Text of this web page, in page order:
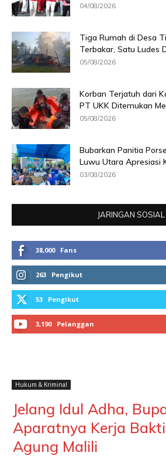
04/08/2026
Tiga Rumah di Desa
Terbakar, Satu Ludes
05/08/2026
Korban Terjatuh dari
PT UKK Ditemukan
05/08/2026
Bubarkan Panitia
Luwu Utara Apresiasi
03/08/2026
JARINGAN SOSIAL
38,000 Fans
263 Pengikut
53 Pengikut
3,190 Pelanggan